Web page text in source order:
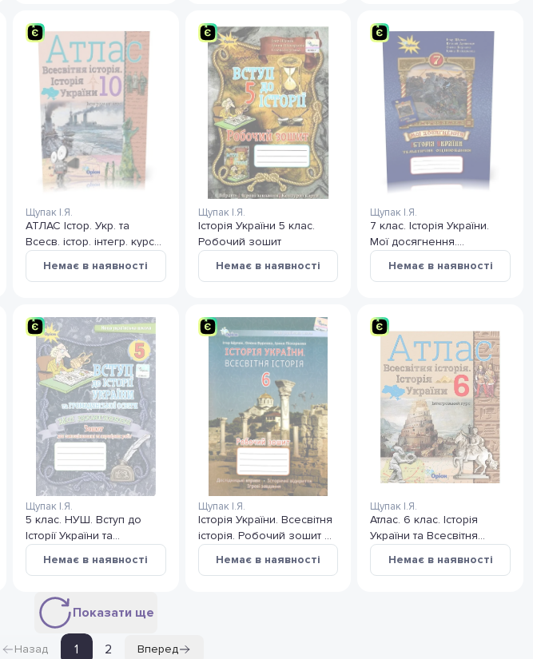
Щупак І.Я.
АТЛАС Істор. Укр. та
Всесв. істор. інтегр. курс
10 кл
Немає в наявності
Щупак І.Я.
Історія України 5 клас.
Робочий зошит
Немає в наявності
Щупак І.Я.
7 клас. Історія України.
Мої досягнення.
Тематичне оцінювання
Немає в наявності
Щупак І.Я.
5 клас. НУШ. Вступ до
Історії України та
громадянської освіти. Мої
досягнення.
Немає в наявності
Щупак І.Я.
Історія України. Всесвітня
історія. Робочий зошит 6
клас (Щупак)
Немає в наявності
Щупак І.Я.
Атлас. 6 клас. Історія
України та Всесвітня
історія. Інтегрований курс
Немає в наявності
Показати ще
Назад 1 2 Вперед